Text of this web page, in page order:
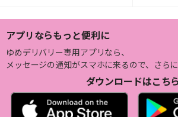
アプリならもっと便利に
ゆめデリバリー専用アプリなら、
メッセージの通知がスマホに来るので、さらに
ダウンロードはこちら